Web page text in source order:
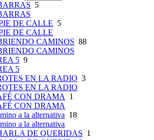
5
DE CALLE 5
DE CALLE
CAMINOS 88
CAMINOS
5 9
5
EN LA RADIO 3
EN LA RADIO
CON DRAMA 1
CON DRAMA
a la alternativa 18
a la alternativa
DE QUERIDAS 1